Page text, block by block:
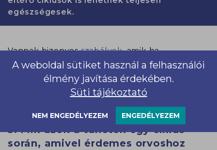
egészségesek.
Vannak bizonyosszabályok, amik ha
teljesülnek, akkor a ciklusod egészséges. (Pl.
egészséges vérzés, megfelelő hosszúságú
termékeny időszak, megfelelő hosszúságú
5. Mik azok a tünetek egy ciklus
során, amivel érdemes orvoshoz
A weboldal sütiket használ a felhasználói
élmény javítása érdekében.
Süti tájékoztató
NEM ENGEDÉLYEZEM ENGEDÉLYEZEM